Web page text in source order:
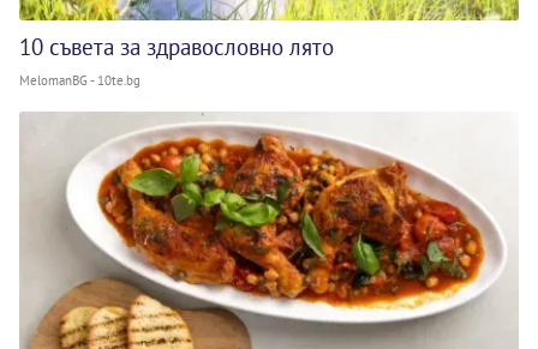
10 съвета за здравословно лято
MelomanBG - 10te.bg